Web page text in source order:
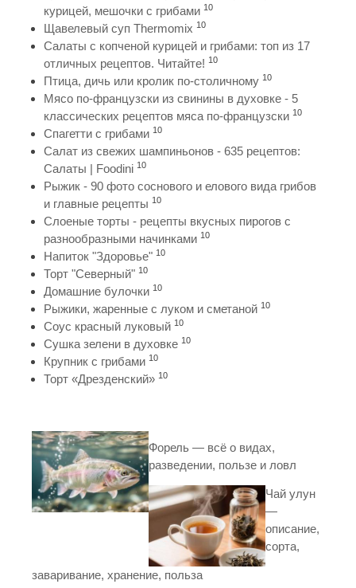
курицей, мешочки с грибами 10
Щавелевый суп Thermomix 10
Салаты с копченой курицей и грибами: топ из 17
отличных рецептов. Читайте! 10
Птица, дичь или кролик по-столичному 10
Мясо по-французски из свинины в духовке - 5
классических рецептов мяса по-французски 10
Спагетти с грибами 10
Салат из свежих шампиньонов - 635 рецептов:
Салаты | Foodini 10
Рыжик - 90 фото соснового и елового вида грибов
и главные рецепты 10
Слоеные торты - рецепты вкусных пирогов с
разнообразными начинками 10
Напиток "Здоровье" 10
Торт "Северный" 10
Домашние булочки 10
Рыжики, жаренные с луком и сметаной 10
Соус красный луковый 10
Сушка зелени в духовке 10
Крупник с грибами 10
Торт «Дрезденский» 10
Форель — всё о видах,
разведении, пользе и ловл
Чай улун
—
описание,
сорта,
заваривание, хранение, польза